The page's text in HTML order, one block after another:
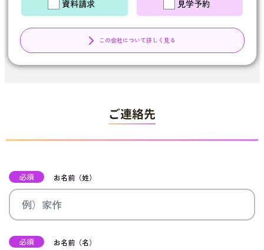
資料請求 見学予約
この会社について詳しく見る
ご連絡先
必須 お名前（姓）
必須 お名前（名）